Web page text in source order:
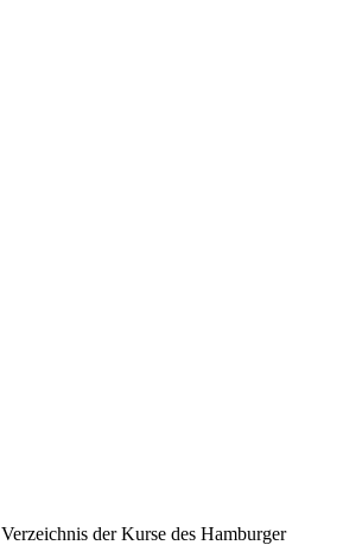
Verzeichnis der Kurse des Hamburger